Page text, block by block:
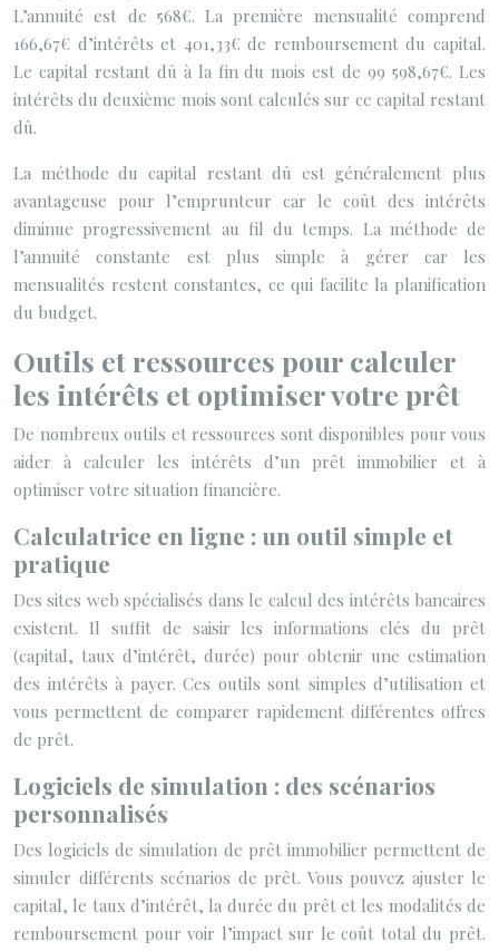
L’annuité est de 568€. La première mensualité comprend
166,67€ d’intérêts et 401,33€ de remboursement du capital.
Le capital restant dû à la fin du mois est de 99 598,67€. Les
intérêts du deuxième mois sont calculés sur ce capital restant
dû.
La méthode du capital restant dû est généralement plus
avantageuse pour l’emprunteur car le coût des intérêts
diminue progressivement au fil du temps. La méthode de
l’annuité constante est plus simple à gérer car les
mensualités restent constantes, ce qui facilite la planification
du budget.
Outils et ressources pour calculer
les intérêts et optimiser votre prêt
De nombreux outils et ressources sont disponibles pour vous
aider à calculer les intérêts d’un prêt immobilier et à
optimiser votre situation financière.
Calculatrice en ligne : un outil simple et
pratique
Des sites web spécialisés dans le calcul des intérêts bancaires
existent. Il suffit de saisir les informations clés du prêt
(capital, taux d’intérêt, durée) pour obtenir une estimation
des intérêts à payer. Ces outils sont simples d’utilisation et
vous permettent de comparer rapidement différentes offres
de prêt.
Logiciels de simulation : des scénarios
personnalisés
Des logiciels de simulation de prêt immobilier permettent de
simuler différents scénarios de prêt. Vous pouvez ajuster le
capital, le taux d’intérêt, la durée du prêt et les modalités de
remboursement pour voir l’impact sur le coût total du prêt.